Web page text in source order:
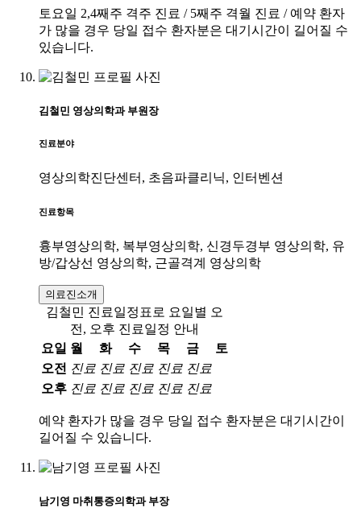
토요일 2,4째주 격주 진료 / 5째주 격월 진료 / 예약 환자
가 많을 경우 당일 접수 환자분은 대기시간이 길어질 수
있습니다.
김철민 영상의학과 부원장
진료분야
영상의학진단센터, 초음파클리닉, 인터벤션
진료항목
흉부영상의학, 복부영상의학, 신경두경부 영상의학, 유
방/갑상선 영상의학, 근골격계 영상의학
의료진소개
김철민 진료일정표로 요일별 오
전, 오후 진료일정 안내
요일 월 화 수 목 금
토
오전 진료 진료 진료 진료 진료
오후 진료 진료 진료 진료 진료
예약 환자가 많을 경우 당일 접수 환자분은 대기시간이
길어질 수 있습니다.
남기영 마취통증의학과 부장